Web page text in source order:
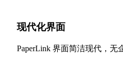
现代化界面
PaperLink 界面简洁现代，无